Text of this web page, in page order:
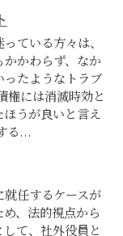
ている方々は、
かわらず、なか
たようなトラブ
権には消滅時効と
うが良いと言え
る...
任するケースが
、法的視点から
て、社外役員と